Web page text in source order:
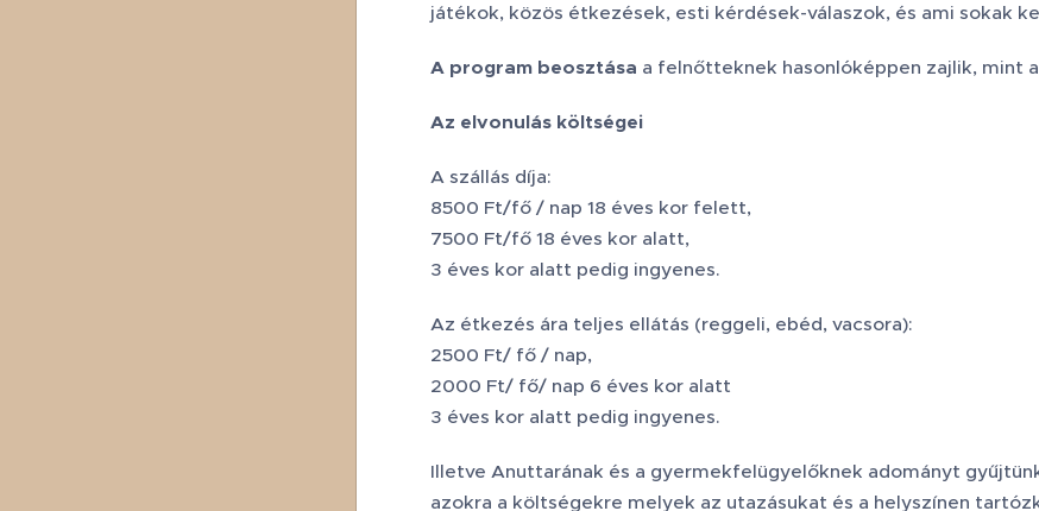
játékok, közös étkezések, esti kérdések-válaszok, és ami sokak
A program beosztása a felnőtteknek hasonlóképpen zajlik, mint
Az elvonulás költségei
A szállás díja:
8500 Ft/fő / nap 18 éves kor felett,
7500 Ft/fő 18 éves kor alatt,
3 éves kor alatt pedig ingyenes.
Az étkezés ára teljes ellátás (reggeli, ebéd, vacsora):
2500 Ft/ fő / nap,
2000 Ft/ fő/ nap 6 éves kor alatt
3 éves kor alatt pedig ingyenes.
Illetve Anuttarának és a gyermekfelügyelőknek adományt
azokra a költségekre melyek az utazásukat és a helyszínen